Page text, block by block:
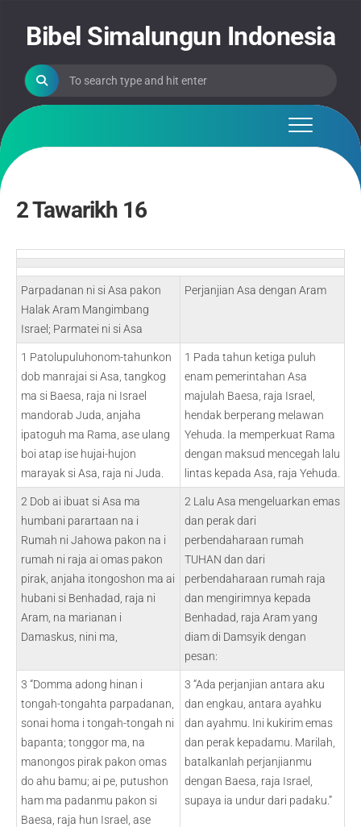
contentBibel Simalungun Indonesia
2 Tawarikh 16
Parpadanan ni si Asa pakon
Halak Aram Mangimbang
Israel; Parmatei ni si Asa
Perjanjian Asa dengan Aram
1 Patolupuluhonom-tahunkon
dob manrajai si Asa, tangkog
ma si Baesa, raja ni Israel
mandorab Juda, anjaha
ipatoguh ma Rama, ase ulang
boi atap ise hujai-hujon
marayak si Asa, raja ni Juda.
1 Pada tahun ketiga puluh
enam pemerintahan Asa
majulah Baesa, raja Israel,
hendak berperang melawan
Yehuda. Ia memperkuat Rama
dengan maksud mencegah lalu
lintas kepada Asa, raja Yehuda.
2 Dob ai ibuat si Asa ma
humbani parartaan na i
Rumah ni Jahowa pakon na i
rumah ni raja ai omas pakon
pirak, anjaha itongoshon ma ai
hubani si Benhadad, raja ni
Aram, na marianan i
Damaskus, nini ma,
2 Lalu Asa mengeluarkan emas
dan perak dari
perbendaharaan rumah
TUHAN dan dari
perbendaharaan rumah raja
dan mengirimnya kepada
Benhadad, raja Aram yang
diam di Damsyik dengan
pesan:
3 “Domma adong hinan i
tongah-tongahta parpadanan,
sonai homa i tongah-tongah ni
bapanta; tonggor ma, na
manongos pirak pakon omas
do ahu bamu; ai pe, putushon
ham ma padanmu pakon si
Baesa, raja hun Israel, ase
3 “Ada perjanjian antara aku
dan engkau, antara ayahku
dan ayahmu. Ini kukirim emas
dan perak kepadamu. Marilah,
batalkanlah perjanjianmu
dengan Baesa, raja Israel,
supaya ia undur dari padaku.”